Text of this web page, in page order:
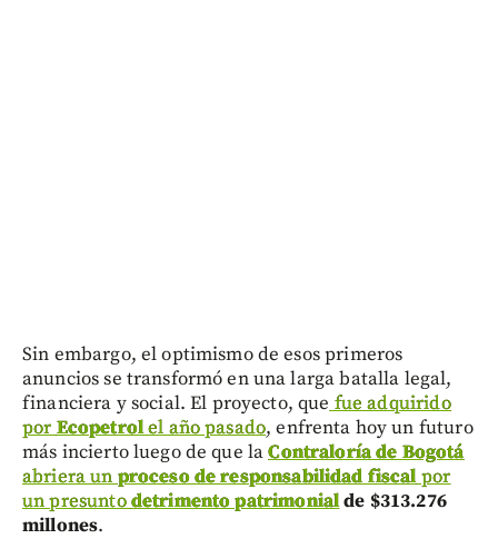
Sin embargo, el optimismo de esos primeros
anuncios se transformó en una larga batalla legal,
financiera y social. El proyecto, que fue adquirido
por Ecopetrolel año pasado, enfrenta hoy un futuro
más incierto luego de que laContraloría de Bogotá
abriera un proceso de responsabilidad fiscalpor
un presuntodetrimento patrimonialde $313.276
millones.